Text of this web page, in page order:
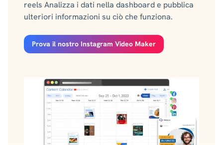
reels Analizza i dati nella dashboard e pubblica
ulteriori informazioni su ciò che funziona.
Prova il nostro Instagram Video Maker